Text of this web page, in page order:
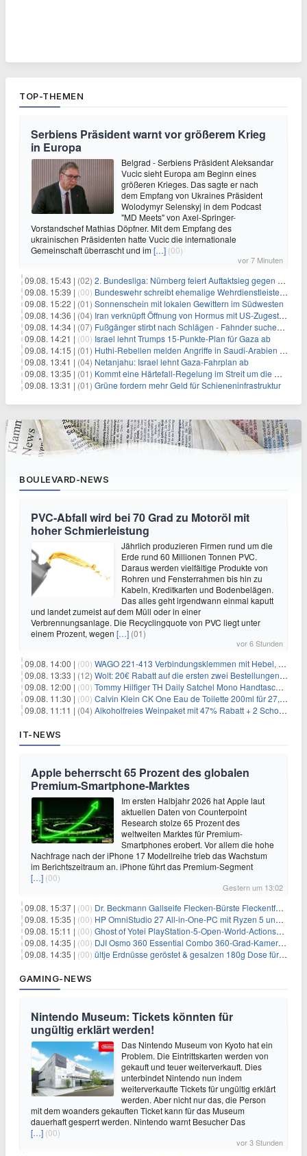
TOP-THEMEN
Serbiens Präsident warnt vor größerem Krieg
in Europa
Belgrad - Serbiens Präsident Aleksandar
Vucic sieht Europa am Beginn eines
größeren Krieges. Das sagte er nach
dem Empfang von Ukraines Präsident
Wolodymyr Selenskyj in dem Podcast
"MD Meets" von Axel-Springer-
Vorstandschef Mathias Döpfner. Mit dem Empfang des
ukrainischen Präsidenten hatte Vucic die internationale
Gemeinschaft überrascht und im[…] (00)
vor 7 Minuten
09.08. 15:43 | (02) 2. Bundesliga: Nürnberg feiert Auftaktsieg gegen Dresden
09.08. 15:39 | (00) Bundeswehr schreibt ehemalige Wehrdienstleistende an
09.08. 15:22 | (01) Sonnenschein mit lokalen Gewittern im Südwesten
09.08. 14:36 | (04) Iran verknüpft Öffnung von Hormus mit US-Zugeständnissen
09.08. 14:34 | (07) Fußgänger stirbt nach Schlägen - Fahnder suchen Autofahrer
09.08. 14:21 | (00) Israel lehnt Trumps 15-Punkte-Plan für Gaza ab
09.08. 14:15 | (01) Huthi-Rebellen melden Angriffe in Saudi-Arabien und im Jemen
09.08. 13:41 | (04) Netanjahu: Israel lehnt Gaza-Fahrplan ab
09.08. 13:35 | (01) Kommt eine Härtefall-Regelung im Streit um die Rente mit 63?
09.08. 13:31 | (01) Grüne fordern mehr Geld für Schieneninfrastruktur
BOULEVARD-NEWS
PVC-Abfall wird bei 70 Grad zu Motoröl mit
hoher Schmierleistung
Jährlich produzieren Firmen rund um die
Erde rund 60 Millionen Tonnen PVC.
Daraus werden vielfältige Produkte von
Rohren und Fensterrahmen bis hin zu
Kabeln, Kreditkarten und Bodenbelägen.
Das alles geht irgendwann einmal kaputt
und landet zumeist auf dem Müll oder in einer
Verbrennungsanlage. Die Recyclingquote von PVC liegt unter
einem Prozent, wegen […] (01)
vor 6 Stunden
09.08. 14:00 | (00) WAGO 221-413 Verbindungsklemmen mit Hebel, 50 Stück für 14,99€
09.08. 13:33 | (12) Wolt: 20€ Rabatt auf die ersten zwei Bestellungen für Neukunden
09.08. 12:00 | (00) Tommy Hilfiger TH Daily Satchel Mono Handtasche für 73,97€
09.08. 11:30 | (00) Calvin Klein CK One Eau de Toilette 200ml für 27,99€
09.08. 11:11 | (04) Alkoholfreies Weinpaket mit 47% Rabatt + 2 Schott Zwiesel Gläser GRATIS für 29,99€
IT-NEWS
Apple beherrscht 65 Prozent des globalen
Premium-Smartphone-Marktes
Im ersten Halbjahr 2026 hat Apple laut
aktuellen Daten von Counterpoint
Research stolze 65 Prozent des
weltweiten Marktes für Premium-
Smartphones erobert. Vor allem die hohe
Nachfrage nach der iPhone 17 Modellreihe trieb das Wachstum
im Berichtszeitraum an. iPhone führt das Premium-Segment
[…] (00)
Gestern um 13:02
09.08. 15:37 | (00) Dr. Beckmann Gallseife Flecken-Bürste Fleckentferner 250 ml für 1,25€
09.08. 15:35 | (00) HP OmniStudio 27 All-in-One-PC mit Ryzen 5 und 1 TB SSD für 699€
09.08. 15:11 | (00) Ghost of Yotei PlayStation-5-Open-World-Actionspiel für 55,65€
09.08. 14:35 | (00) DJI Osmo 360 Essential Combo 360-Grad-Kamera für 375€
09.08. 14:35 | (00) ültje Erdnüsse geröstet & gesalzen 180g Dose für 1,52€ im Spar-Abo
GAMING-NEWS
Nintendo Museum: Tickets könnten für
ungültig erklärt werden!
Das Nintendo Museum von Kyoto hat ein
Problem. Die Eintrittskarten werden von
gekauft und teuer weiterverkauft. Dies
unterbindet Nintendo nun indem
weiterverkaufte Tickets für ungültig erklärt
werden. Aber nicht nur das, die Person
mit dem woanders gekauften Ticket kann für das Museum
dauerhaft gesperrt werden. Nintendo warnt Besucher Das
[…] (00)
vor 3 Stunden